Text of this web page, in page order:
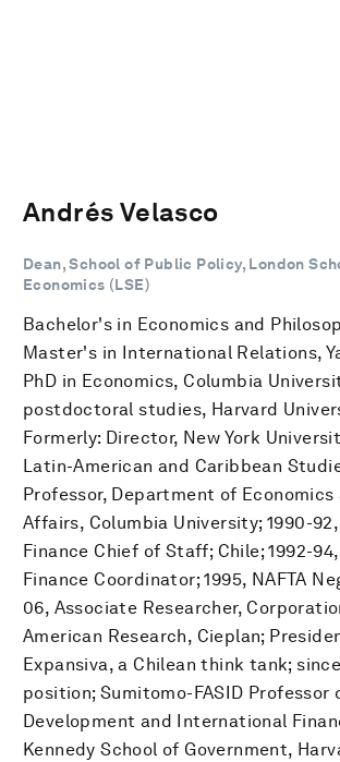
Andrés Velasco
Dean, School of Public Policy, London
Economics (LSE)
Bachelor's in Economics and
Master's in International Relations,
PhD in Economics, Columbia
postdoctoral studies, Harvard
Formerly: Director, New York
Latin-American and Caribbean
Professor, Department of Economics
Affairs, Columbia University; 1990-
Finance Chief of Staff; Chile; 1992-
Finance Coordinator; 1995, NAFTA
06, Associate Researcher,
American Research, Cieplan;
Expansiva, a Chilean think tank;
position; Sumitomo-FASID Professor
Development and International
Kennedy School of Government,